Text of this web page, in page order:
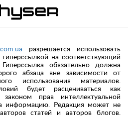
разрешается использовать
гиперссылкой на соответствующий
обязательно должна
абзаца вне зависимости от
использования материалов.
будет расцениваться как
прав интеллектуальной
информацию. Редакция может не
статей и авторов блогов.